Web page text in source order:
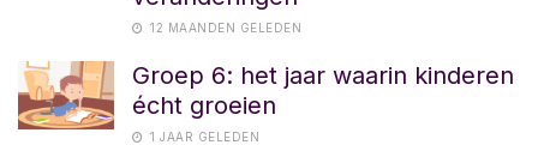
12 MAANDEN GELEDEN
Groep 6: het jaar waarin kinderen
écht groeien
1 JAAR GELEDEN